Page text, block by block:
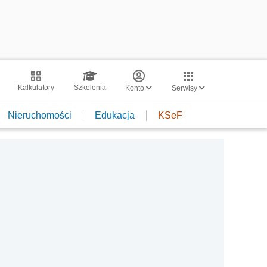
Kalkulatory Szkolenia Konto Serwisy
Nieruchomości Edukacja KSeF